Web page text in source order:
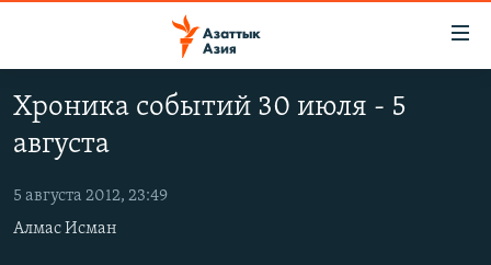
основному
Вернутся
ЦЕНТРАЛЬНАЯ АЗИЯ
КАЗАХСТАН
КЫРГЫЗСТАН
УЗБЕКИСТАН
НОВОСТИ
ВОЙНА В УКРАИНЕ
НА ДРУГИХ ЯЗЫКАХ
Хроника событий 30 июля - 5
августа
5 августа 2012, 23:49
Алмас Исман